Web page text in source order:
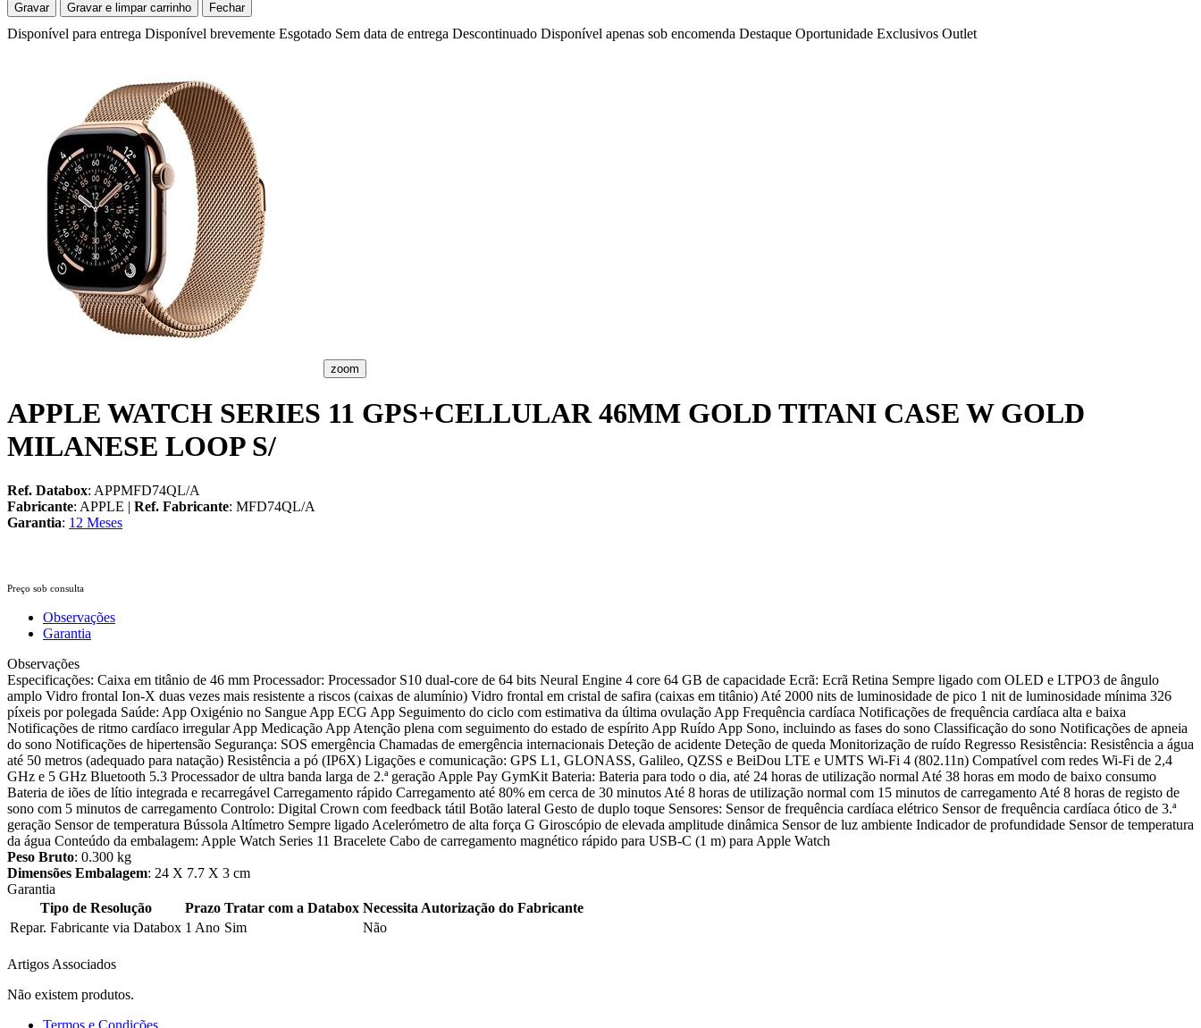
Gravar Gravar e limpar carrinho Fechar
Disponível para entrega Disponível brevemente Esgotado Sem data de entrega Descontinuado Disponível apenas sob encomenda Destaque Oportunidade Exclusivos Outlet
zoom
APPLE WATCH SERIES 11 GPS+CELLULAR 46MM GOLD TITANI CASE W GOLD
MILANESE LOOP S/
Ref. Databox: APPMFD74QL/A
Fabricante: APPLE | Ref. Fabricante: MFD74QL/A
Garantia: 12 Meses
Preço sob consulta
Observações
Garantia
Observações
Especificações: Caixa em titânio de 46 mm Processador: Processador S10 dual-core de 64 bits Neural Engine 4 core 64 GB de capacidade Ecrã: Ecrã Retina Sempre ligado com OLED e LTPO3 de ângulo
amplo Vidro frontal Ion-X duas vezes mais resistente a riscos (caixas de alumínio) Vidro frontal em cristal de safira (caixas em titânio) Até 2000 nits de luminosidade de pico 1 nit de luminosidade mínima 326
píxeis por polegada Saúde: App Oxigénio no Sangue App ECG App Seguimento do ciclo com estimativa da última ovulação App Frequência cardíaca Notificações de frequência cardíaca alta e baixa
Notificações de ritmo cardíaco irregular App Medicação App Atenção plena com seguimento do estado de espírito App Ruído App Sono, incluindo as fases do sono Classificação do sono Notificações de apneia
do sono Notificações de hipertensão Segurança: SOS emergência Chamadas de emergência internacionais Deteção de acidente Deteção de queda Monitorização de ruído Regresso Resistência: Resistência a água
até 50 metros (adequado para natação) Resistência a pó (IP6X) Ligações e comunicação: GPS L1, GLONASS, Galileo, QZSS e BeiDou LTE e UMTS Wi-Fi 4 (802.11n) Compatível com redes Wi-Fi de 2,4
GHz e 5 GHz Bluetooth 5.3 Proces­sador de ultra ban­da larga de 2.ª geração Apple Pay GymKit Bateria: Bateria para todo o dia, até 24 horas de utilização normal Até 38 horas em modo de baixo consumo
Bateria de iões de lítio integrada e recarregável Carrega­mento rápido Carrega­mento até 80% em cerca de 30 minutos Até 8 horas de utilização normal com 15 minutos de carrega­mento Até 8 horas de registo de
sono com 5 minutos de carrega­mento Controlo: Digital Crown com feedback tátil Botão lateral Gesto de duplo toque Sensores: Sensor de frequência cardíaca elétrico Sensor de frequência cardíaca ótico de 3.ª
geração Sensor de temperatura Bússola Altímetro Sempre ligado Acelerómetro de alta força G Giroscópio de elevada amplitude dinâmica Sensor de luz ambiente Indicador de profundidade Sensor de temperatura
da água Conteúdo da embalagem: Apple Watch Series 11 Bracelete Cabo de carrega­mento magnético rápido para USB-C (1 m) para Apple Watch
Peso Bruto: 0.300 kg
Dimensões Embalagem: 24 X 7.7 X 3 cm
Garantia
Tipo de Resolução
Prazo Tratar com a Databox Necessita Autorização do Fabricante
Repar. Fabricante via Databox 1 Ano Sim Não
Artigos Associados
Não existem produtos.
Termos e Condições